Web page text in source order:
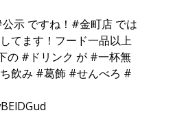
示ですね！ #金町店では
てます！フード一品以上
の #ドリンク が #一杯無
飲み #葛飾 #せんべろ #